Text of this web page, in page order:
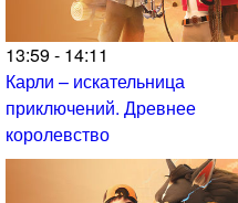
13:59 - 14:11
Карли – искательница
приключений. Древнее
королевство